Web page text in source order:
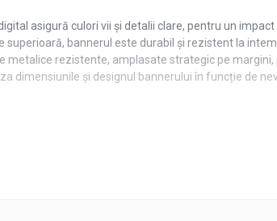
asigură culori vii și detalii clare, pentru un
superioară, bannerul este durabil și rezistent la
metalice rezistente, amplasate strategic pe
dimensiunile și designul bannerului în funcție de